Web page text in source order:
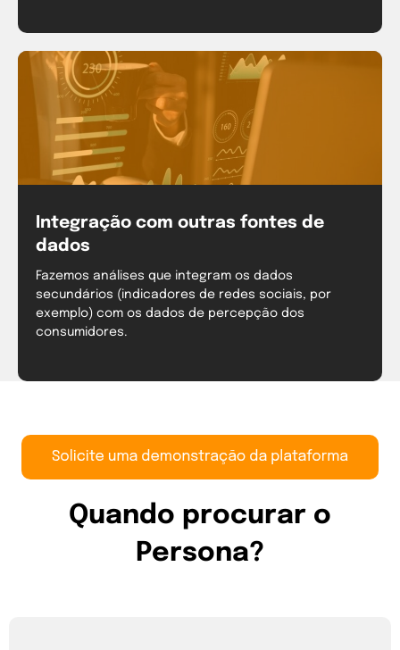
Integração com outras fontes de
dados
Fazemos análises que integram os dados
secundários (indicadores de redes sociais, por
exemplo) com os dados de percepção dos
consumidores.
Quando procurar o
Persona?